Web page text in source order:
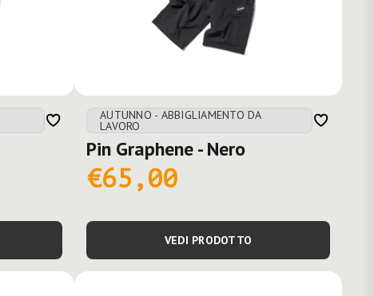
AUTUNNO - ABBIGLIAMENTO DA
LAVORO
Pin Graphene - Nero
€65,00
VEDI PRODOTTO